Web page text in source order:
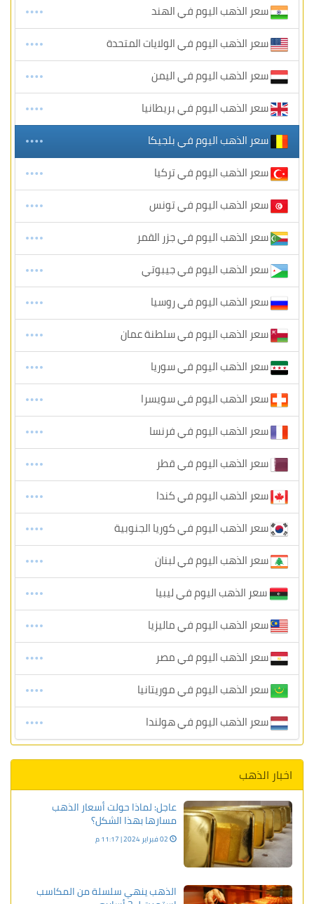
سعر الذهب اليوم في الهند
سعر الذهب اليوم في الولايات المتحدة
سعر الذهب اليوم في اليمن
سعر الذهب اليوم في بريطانيا
سعر الذهب اليوم في بلجيكا
سعر الذهب اليوم في تركيا
سعر الذهب اليوم في تونس
سعر الذهب اليوم في جزر القمر
سعر الذهب اليوم في جيبوتي
سعر الذهب اليوم في روسيا
سعر الذهب اليوم في سلطنة عمان
سعر الذهب اليوم في سوريا
سعر الذهب اليوم في سويسرا
سعر الذهب اليوم في فرنسا
سعر الذهب اليوم في قطر
سعر الذهب اليوم في كندا
سعر الذهب اليوم في كوريا الجنوبية
سعر الذهب اليوم في لبنان
سعر الذهب اليوم في ليبيا
سعر الذهب اليوم في ماليزيا
سعر الذهب اليوم في مصر
سعر الذهب اليوم في موريتانيا
سعر الذهب اليوم في هولندا
اخبار الذهب
عاجل: لماذا حولت أسعار الذهب
مسارها بهذا الشكل؟
الذهب ينهي سلسلة من المكاسب